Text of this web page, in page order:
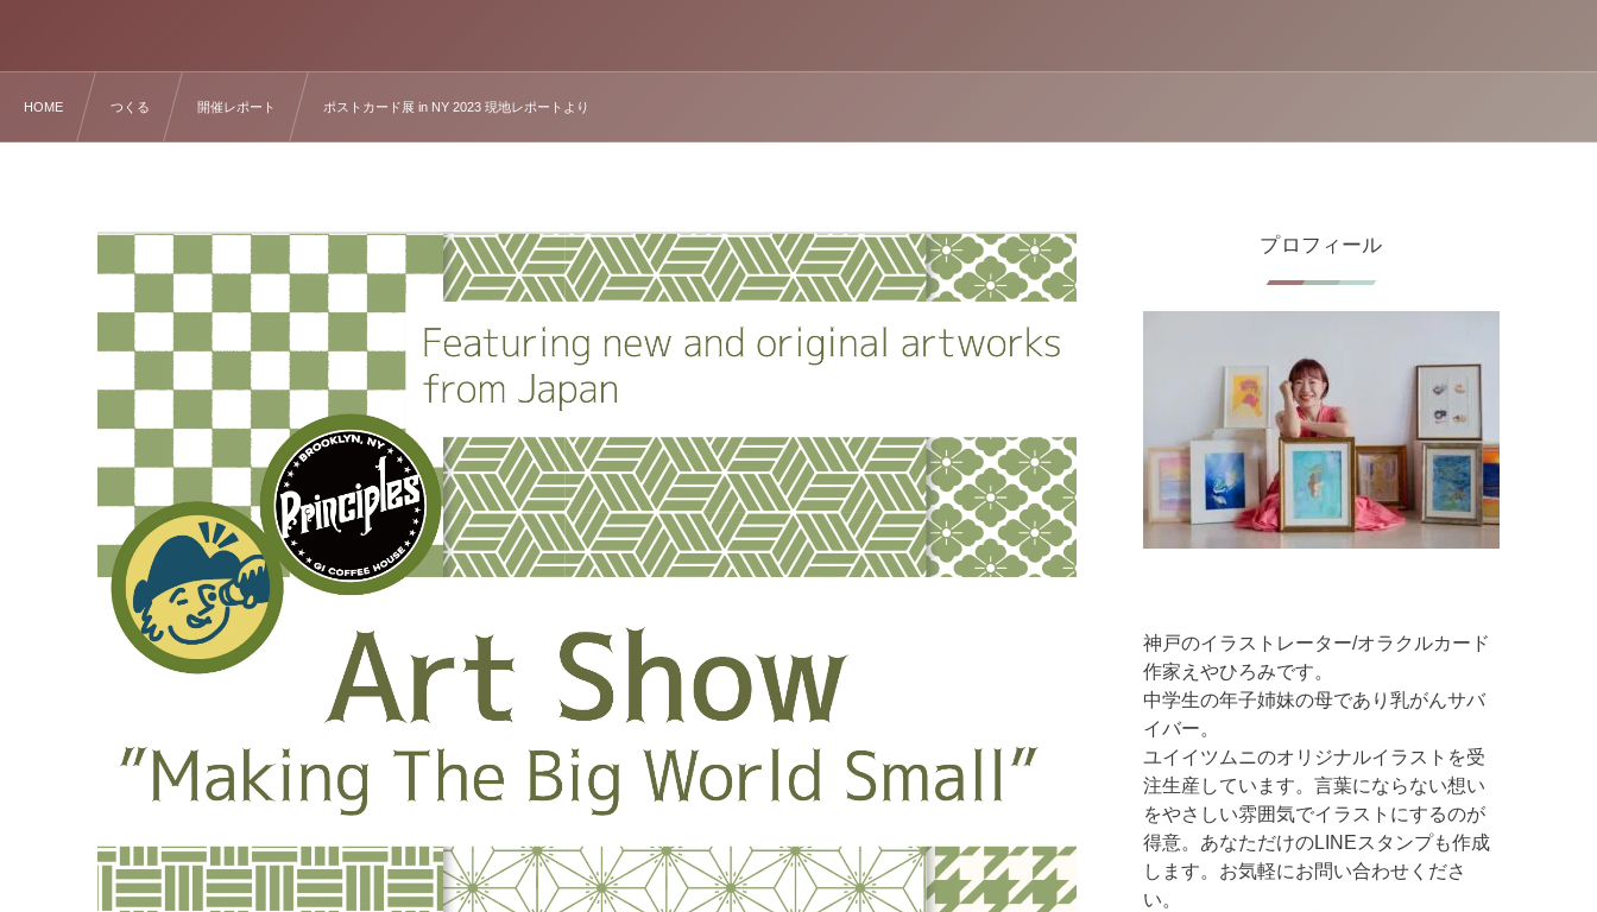
HOME つくる 開催レポート ポストカード展 in NY 2023 現地レポートより
プロフィール
神戸のイラストレーター/オラクルカード
作家えやひろみです。
中学生の年子姉妹の母であり乳がんサバ
イバー。
ユイイツムニのオリジナルイラストを受
注生産しています。言葉にならない想い
をやさしい雰囲気でイラストにするのが
得意。あなただけのLINEスタンプも作成
します。お気軽にお問い合わせくださ
い。